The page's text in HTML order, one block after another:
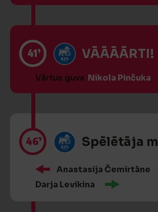
41’
Vārtus guva Nikola Pinčuka
46’ Spēlētāja
Anastasija Čemirtāne
Darja Levikina